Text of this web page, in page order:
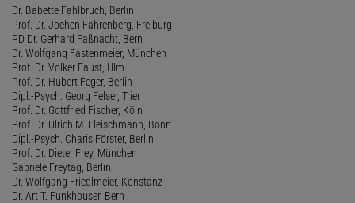
Dr. Babette Fahlbruch, Berlin
Prof. Dr. Jochen Fahrenberg, Freiburg
PD Dr. Gerhard Faßnacht, Bern
Dr. Wolfgang Fastenmeier, München
Prof. Dr. Volker Faust, Ulm
Prof. Dr. Hubert Feger, Berlin
Dipl.-Psych. Georg Felser, Trier
Prof. Dr. Gottfried Fischer, Köln
Prof. Dr. Ulrich M. Fleischmann, Bonn
Dipl.-Psych. Charis Förster, Berlin
Prof. Dr. Dieter Frey, München
Gabriele Freytag, Berlin
Dr. Wolfgang Friedlmeier, Konstanz
Dr. Art T. Funkhouser, Bern